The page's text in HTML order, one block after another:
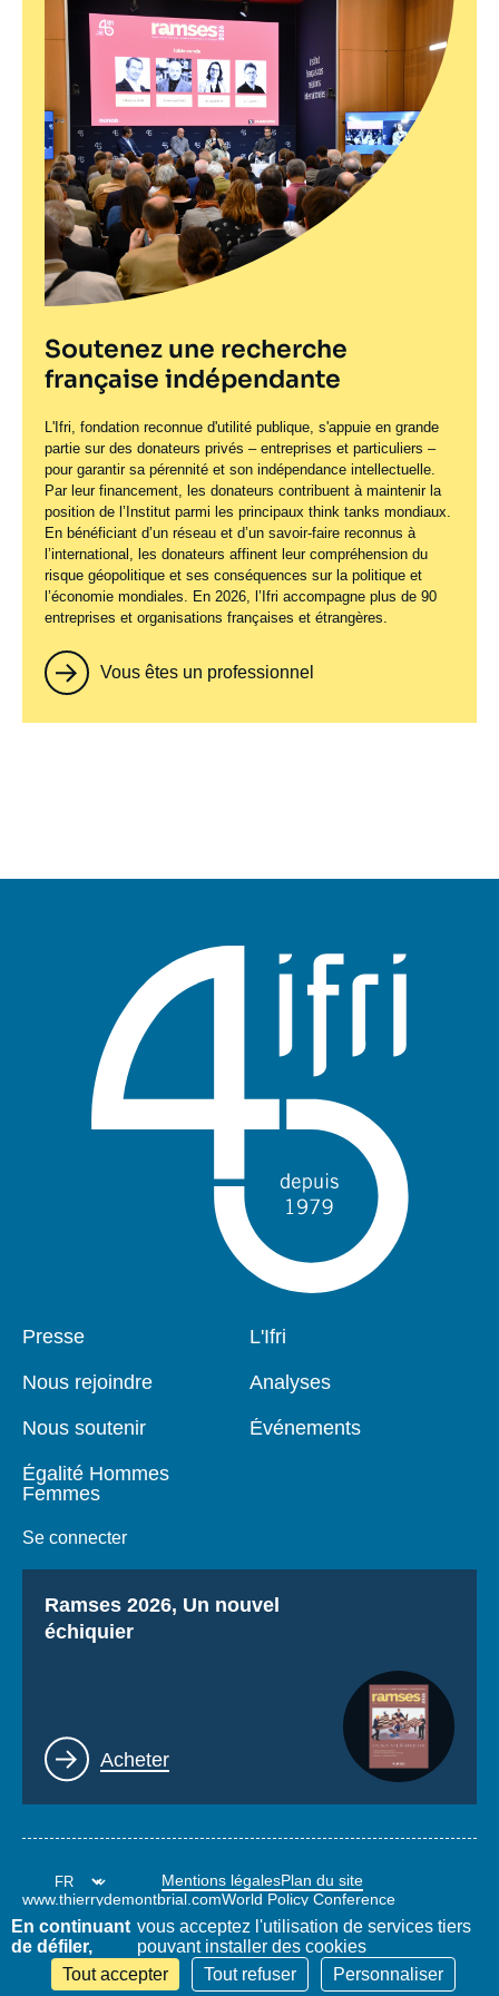
Soutenez une recherche
française indépendante
L'Ifri, fondation reconnue d'utilité publique, s'appuie en grande
partie sur des donateurs privés – entreprises et particuliers –
pour garantir sa pérennité et son indépendance intellectuelle.
Par leur financement, les donateurs contribuent à maintenir la
position de l’Institut parmi les principaux think tanks mondiaux.
En bénéficiant d’un réseau et d’un savoir-faire reconnus à
l’international, les donateurs affinent leur compréhension du
risque géopolitique et ses conséquences sur la politique et
l’économie mondiales. En 2026, l’Ifri accompagne plus de 90
entreprises et organisations françaises et étrangères.
Vous êtes un professionnel
Pied
Presse
Nous rejoindre
Nous soutenir
Égalité Hommes
Femmes
Se connecter
Navigation
L'Ifri
Analyses
Événements
Titre
Ramses 2026, Un nouvel
échiquier
Lien
Acheter
Mentions légalesPlan du site
www.thierrydemontbrial.comWorld Policy Conference
Blog Politique étrangère
En continuant
de défiler,
vous acceptez l'utilisation de services tiers
pouvant installer des cookies
Tout accepter
Tout refuser Personnaliser